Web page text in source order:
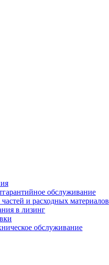
обслуживание
и расходных материалов
в лизинг
обслуживание